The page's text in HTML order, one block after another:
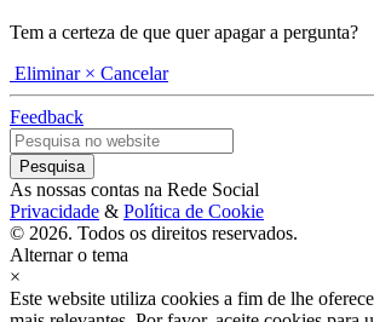
Tem a certeza de que quer apagar a pergunta?
Eliminar × Cancelar
Feedback
As nossas contas na Rede Social
Privacidade & Política de Cookie
© 2026. Todos os direitos reservados.
Alternar o tema
×
Este website utiliza cookies a fim de lhe